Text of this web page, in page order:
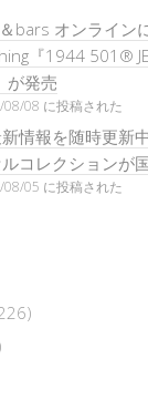
bars オンライン
『1944 501®
が発売
08/08 に投稿された
新情報を随時更新
コレクションが
08/05 に投稿された